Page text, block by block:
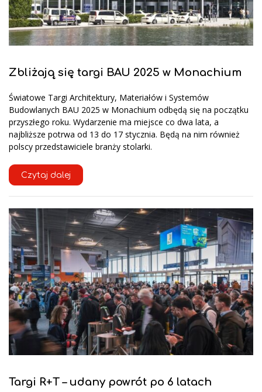
Zbliżają się targi BAU 2025 w Monachium
Światowe Targi Architektury, Materiałów i Systemów
Budowlanych BAU 2025 w Monachium odbędą się na początku
przyszłego roku. Wydarzenie ma miejsce co dwa lata, a
najbliższe potrwa od 13 do 17 stycznia. Będą na nim również
polscy przedstawiciele branży stolarki.
Czytaj dalej
Targi R+T – udany powrót po 6 latach